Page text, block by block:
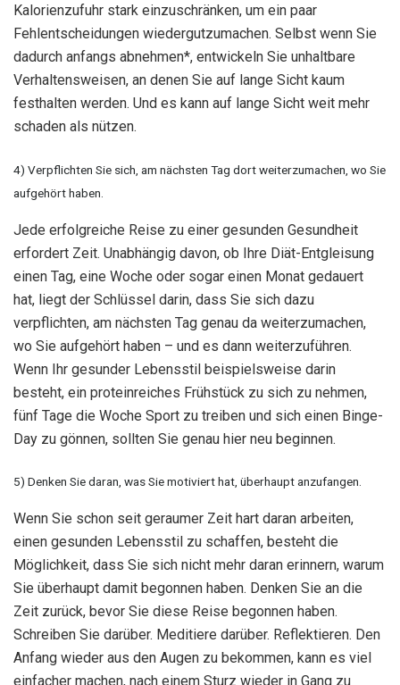
Kalorienzufuhr stark einzuschränken, um ein paar
Fehlentscheidungen wiedergutzumachen. Selbst wenn Sie
dadurch anfangs abnehmen*, entwickeln Sie unhaltbare
Verhaltensweisen, an denen Sie auf lange Sicht kaum
festhalten werden. Und es kann auf lange Sicht weit mehr
schaden als nützen.
4) Verpflichten Sie sich, am nächsten Tag dort weiterzumachen, wo Sie
aufgehört haben.
Jede erfolgreiche Reise zu einer gesunden Gesundheit
erfordert Zeit. Unabhängig davon, ob Ihre Diät-Entgleisung
einen Tag, eine Woche oder sogar einen Monat gedauert
hat, liegt der Schlüssel darin, dass Sie sich dazu
verpflichten, am nächsten Tag genau da weiterzumachen,
wo Sie aufgehört haben – und es dann weiterzuführen.
Wenn Ihr gesunder Lebensstil beispielsweise darin
besteht, ein proteinreiches Frühstück zu sich zu nehmen,
fünf Tage die Woche Sport zu treiben und sich einen Binge-
Day zu gönnen, sollten Sie genau hier neu beginnen.
5) Denken Sie daran, was Sie motiviert hat, überhaupt anzufangen.
Wenn Sie schon seit geraumer Zeit hart daran arbeiten,
einen gesunden Lebensstil zu schaffen, besteht die
Möglichkeit, dass Sie sich nicht mehr daran erinnern, warum
Sie überhaupt damit begonnen haben. Denken Sie an die
Zeit zurück, bevor Sie diese Reise begonnen haben.
Schreiben Sie darüber. Meditiere darüber. Reflektieren. Den
Anfang wieder aus den Augen zu bekommen, kann es viel
einfacher machen, nach einem Sturz wieder in Gang zu